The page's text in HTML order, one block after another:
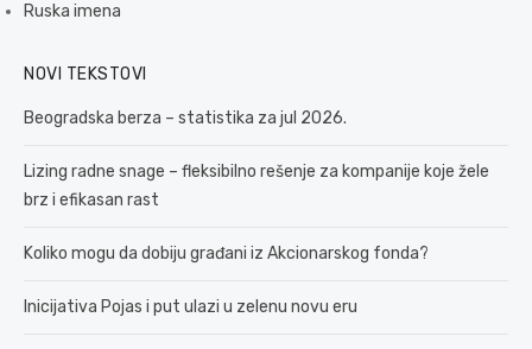
Ruska imena
NOVI TEKSTOVI
Beogradska berza – statistika za jul 2026.
Lizing radne snage – fleksibilno rešenje za kompanije koje žele
brz i efikasan rast
Koliko mogu da dobiju građani iz Akcionarskog fonda?
Inicijativa Pojas i put ulazi u zelenu novu eru